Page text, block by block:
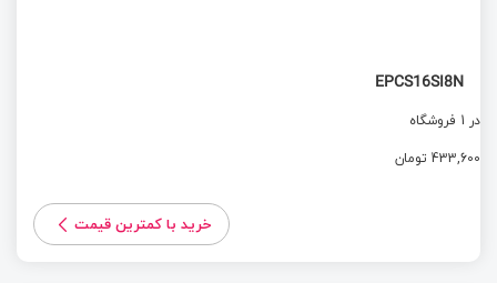
EPCS16SI8N
در 1 فروشگاه
433,600 تومان
خرید با کمترین قیمت